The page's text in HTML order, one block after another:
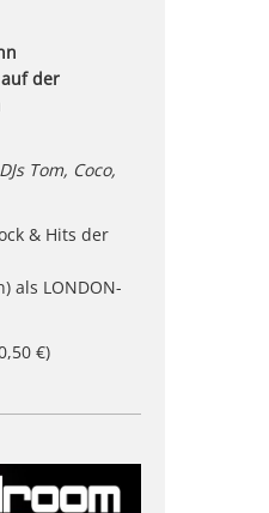
auf der
Tom, Coco,
& Hits der
als LONDON-
€)